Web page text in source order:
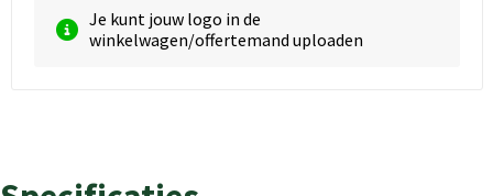
Je kunt jouw logo in de
winkelwagen/offertemand uploaden